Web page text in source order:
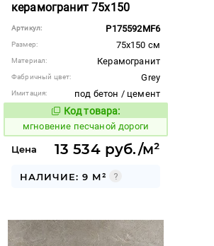
керамогранит 75x150
Артикул: P175592MF6
Размер: 75x150 см
Материал: Керамогранит
Фабричный цвет: Grey
Имитация:
под бетон / цемент
Код товара:
946522 Код товара:
мгновение песчаной дороги
Цена 13 534 руб./м²
НАЛИЧИЕ: 9 М²